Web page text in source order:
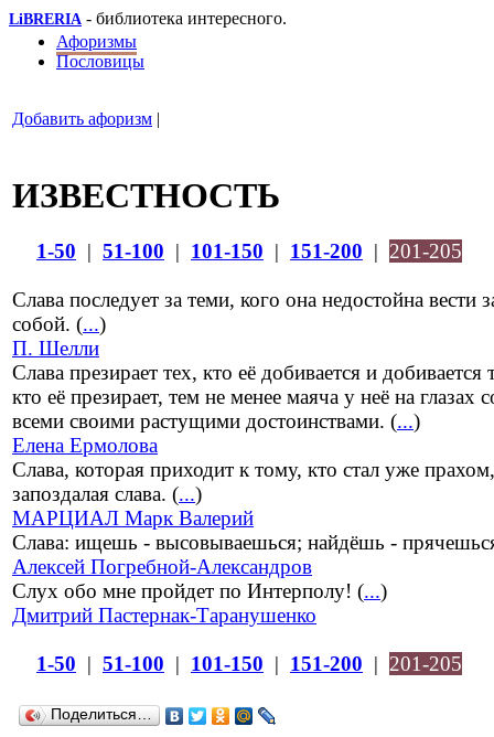
LiBRERIA - библиотека интересного.
Афоризмы
Пословицы
Добавить афоризм |
ИЗВЕСТНОСТЬ
1-50 | 51-100 | 101-150 | 151-200 | 201-205
Слава последует за теми, кого она недостойна вести
собой. (...)
П. Шелли
Слава презирает тех, кто её добивается и добивается
кто её презирает, тем не менее маяча у неё на глазах
всеми своими растущими достоинствами. (...)
Елена Ермолова
Слава, которая приходит к тому, кто стал уже
запоздалая слава. (...)
МАРЦИАЛ Марк Валерий
Слава: ищешь - высовываешься; найдёшь -
Алексей Погребной-Александров
Слух обо мне пройдет по Интерполу! (...)
Дмитрий Пастернак-Таранушенко
1-50 | 51-100 | 101-150 | 151-200 | 201-205
Поделиться…